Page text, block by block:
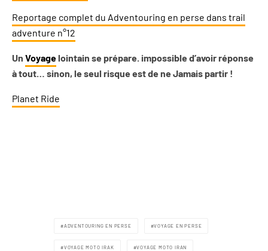
Reportage complet du Adventouring en perse dans trail
adventure n°12
Un Voyagelointain se prépare. impossible d’avoir réponse
à tout… sinon, le seul risque est de ne Jamais partir !
Planet Ride
ADVENTOURING EN PERSE VOYAGE EN PERSE
VOYAGE MOTO IRAK VOYAGE MOTO IRAN